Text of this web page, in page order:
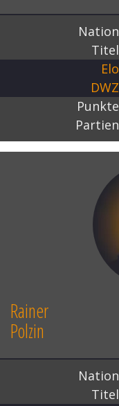
Nation
Titel
Elo
DWZ
Punkte
Partien
Rainer
Polzin
Nation
Titel